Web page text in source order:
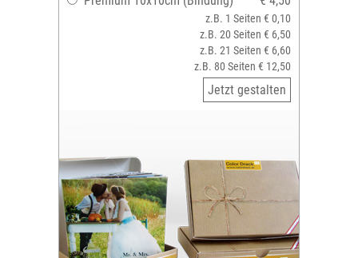
z.B. 1 Seiten € 0,10
z.B. 20 Seiten € 6,50
z.B. 21 Seiten € 6,60
z.B. 80 Seiten € 12,50
Jetzt gestalten